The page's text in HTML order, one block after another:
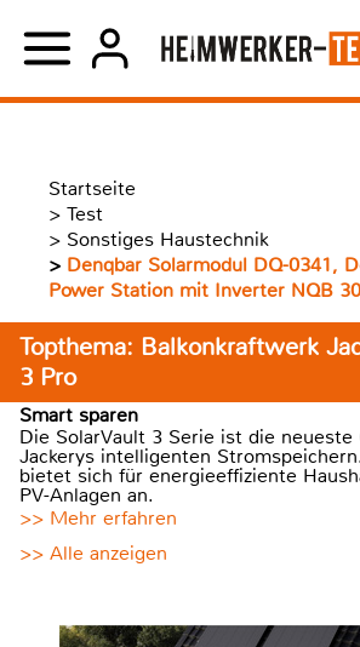
Startseite
> Test
> Sonstiges Haustechnik
> Denqbar Solarmodul DQ-0341,
Power Station mit Inverter NQB
Topthema: Balkonkraftwerk
3 Pro
Smart sparen
Die SolarVault 3 Serie ist die neueste
Jackerys intelligenten
bietet sich für energieeffiziente
PV-Anlagen an.
>> Mehr erfahren
>> Alle anzeigen